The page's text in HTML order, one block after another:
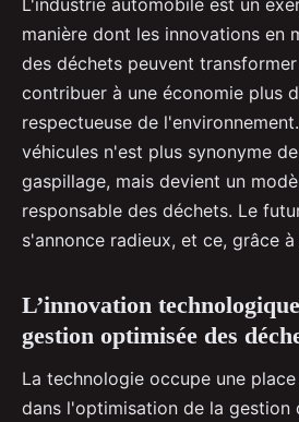
manière dont les innovations en
des déchets peuvent
contribuer à une économie plus
respectueuse de
véhicules n'est plus synonyme
gaspillage, mais devient un
responsable des déchets. Le
s'annonce radieux, et ce, grâce
L’innovation
gestion optimisée des
La technologie occupe une
dans l'optimisation de la gestion